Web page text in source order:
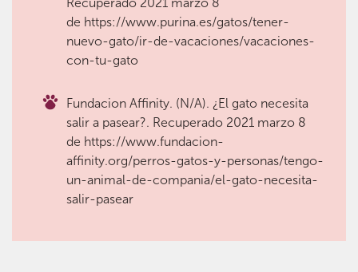
Recuperado 2021 marzo 8
de https://www.purina.es/gatos/tener-
nuevo-gato/ir-de-vacaciones/vacaciones-
con-tu-gato
Fundacion Affinity. (N/A). ¿El gato necesita
salir a pasear?. Recuperado 2021 marzo 8
de https://www.fundacion-
affinity.org/perros-gatos-y-personas/tengo-
un-animal-de-compania/el-gato-necesita-
salir-pasear